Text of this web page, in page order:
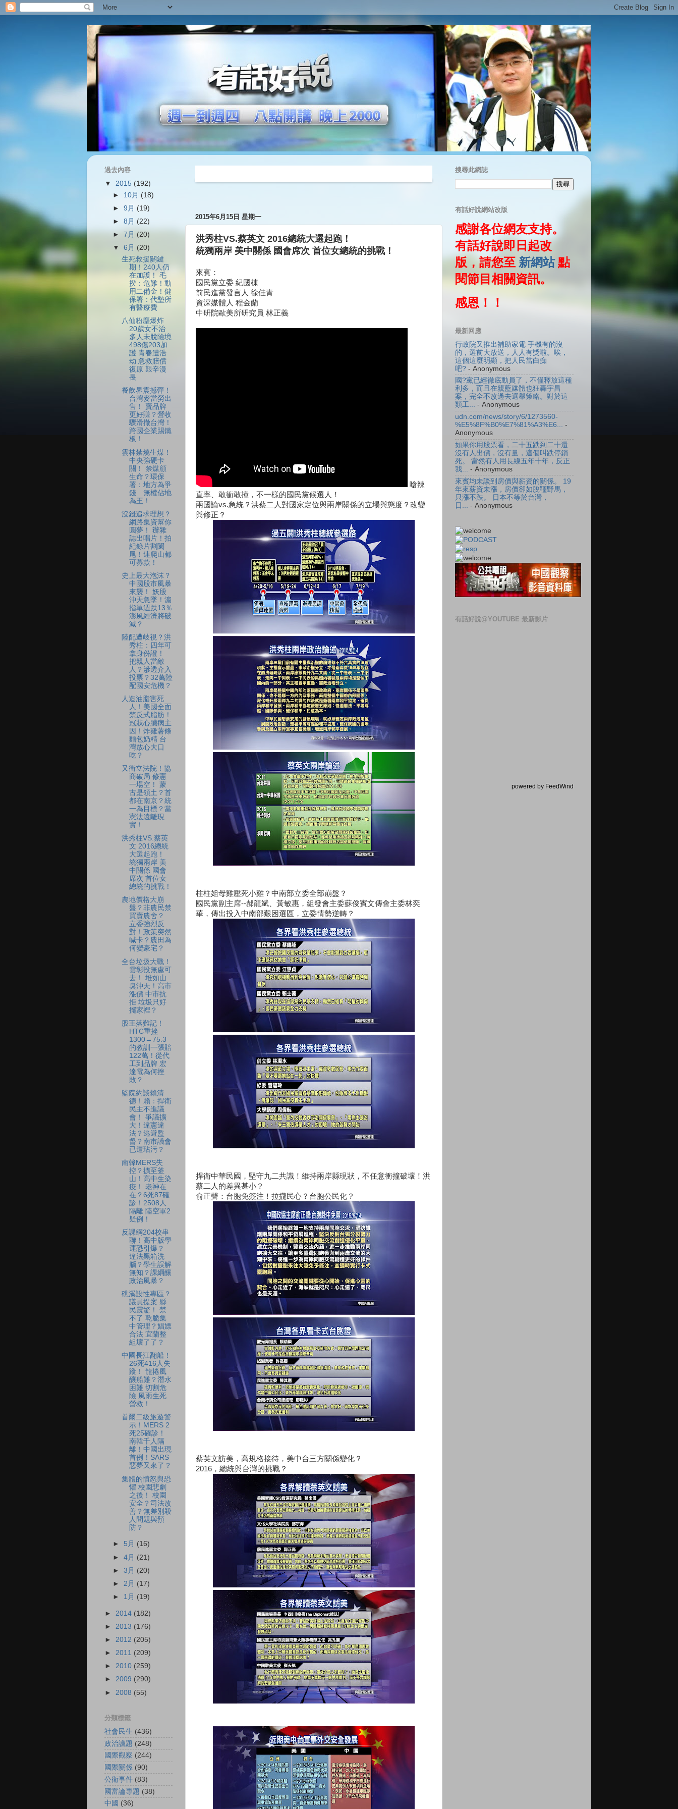
2015年6月15日 星期一
洪秀柱VS.蔡英文 2016總統大選起跑！
統獨兩岸 美中關係 國會席次 首位女總統的挑戰！
來賓：
國民黨立委 紀國棟
前民進黨發言人 徐佳青
資深媒體人 程金蘭
中研院歐美所研究員 林正義
嗆辣
直率、敢衝敢撞，不一樣的國民黨候選人！
兩國論vs.急統？洪蔡二人對國家定位與兩岸關係的立場與態度？改變
與修正？
柱柱姐母雞壓死小雞？中南部立委全部崩盤？
國民黨副主席--郝龍斌、黃敏惠，組發會主委蘇俊賓文傳會主委林奕
華，傳出投入中南部艱困選區，立委情勢逆轉？
捍衛中華民國，堅守九二共識！維持兩岸縣現狀，不任意衝撞破壞！洪
蔡二人的差異甚小？
俞正聲：台胞免簽注！拉攏民心？台胞公民化？
蔡英文訪美，高規格接待，美中台三方關係變化？
2016，總統與台灣的挑戰？
過去內容
▼ 2015 (192)
► 10月 (18)
►9月 (19)
►8月 (22)
►7月(20)
▼6月 (20)
生死救援關鍵
期！240人仍
在加護！ 毛
揆：危難！動
用二備金！健
保署：代墊所
有醫療費
八仙粉塵爆炸
20歲女不治
多人未脫險境
498傷203加
護 青春遭浩
劫 急救賠償
復原 艱辛漫
長
餐飲界震撼彈！
台灣麥當勞出
售！ 賣品牌
更好賺？營收
驟滑撤台灣！
跨國企業踢鐵
板！
雲林禁燒生煤！
中央強硬卡
關！ 禁煤顧
生命？環保
署：地方為爭
錢 無權佔地
為王！
沒錢追求理想？
網路集資幫你
圓夢！ 辦雜
誌出唱片！拍
紀錄片割闌
尾！連爬山都
可募款！
史上最大泡沫？
中國股市風暴
來襲！ 妖股
沖天急墜！滬
指單週跌13％
澎風經濟將破
滅？
陸配遭歧視？洪
秀柱：四年可
拿身份證！
把親人當敵
人？滲透介入
投票？32萬陸
配國安危機？
人造油脂害死
人！美國全面
禁反式脂肪！
冠狀心臟病主
因！炸雞薯條
麵包奶精 台
灣放心大口
吃？
又衝立法院！協
商破局 修憲
一場空！ 蒙
古是領土？首
都在南京？統
一為目標？當
憲法遠離現
實！
洪秀柱VS.蔡英
文 2016總統
大選起跑！
統獨兩岸 美
中關係 國會
席次 首位女
總統的挑戰！
農地價格大崩
盤？非農民禁
買賣農舍？
立委強烈反
對！政策突然
喊卡？農田為
何變豪宅？
全台垃圾大戰！
雲彰投無處可
去！ 堆如山
臭沖天！高市
漲價 中市抗
拒 垃圾只好
擺家裡？
股王落難記！
HTC重挫
1300→75.3
的教訓一張賠
122萬！從代
工到品牌 宏
達電為何挫
敗？
監院約談賴清
德！賴：捍衛
民主不進議
會！ 爭議擴
大！違憲違
法？逃避監
督？南市議會
已遭玷污？
南韓MERS失
控？擴至釜
山！高中生染
疫！ 老神在
在？6死87確
診！2508人
隔離 陸空軍2
疑例！
反課綱204校串
聯！高中版學
運恐引爆？
違法黑箱洗
腦？學生誤解
無知？課綱釀
政治風暴？
礁溪設性專區？
議員提案 縣
民震驚！ 禁
不了 乾脆集
中管理？娼嫖
合法 宜蘭整
組壞了了？
中國長江翻船！
26死416人失
蹤！ 龍捲風
釀船難？潛水
困難 切割危
險 風雨生死
營救！
首爾二級旅遊警
示！MERS 2
死25確診！
南韓千人隔
離！中國出現
首例！SARS
惡夢又來了？
集體的憤怒與恐
懼 校園悲劇
之後！ 校園
安全？司法改
善？無差別殺
人問題與預
防？
► 5月 (16)
►4月 (21)
►3月 (20)
► 2月 (17)
► 1月 (19)
► 2014 (182)
► 2013 (176)
► 2012 (205)
► 2011 (209)
► 2010 (259)
► 2009 (290)
► 2008 (55)
分類標籤
社會民生 (436)
政治議題 (248)
國際觀察 (244)
國際關係 (90)
公衛事件 (83)
國富論專題 (38)
中國 (36)
搜尋此網誌
有話好說網站改版
感謝各位網友支持。
有話好說即日起改
版，請您至 新網站點
閱節目相關資訊。
感恩！！
最新回應
行政院又推出補助家電 手機有的沒
的，選前大放送，人人有獎啦。唉，
這個這麼明顯，把人民當白痴
吧? - Anonymous
國?黨已經徹底動員了，不僅釋放這種
利多，而且在親藍媒體也狂轟宇昌
案，完全不改過去選舉策略。對於這
類工... - Anonymous
udn.com/news/story/6/1273560-
%E5%8F%B0%E7%81%A3%E6... -
Anonymous
如果你用股票看，二十五跌到二十還
沒有人出價，沒有量，這個叫跌停鎖
死。 當然有人用長線五年十年，反正
我...
- Anonymous
來賓均未談到房價與薪資的關係。 19
年來薪資未漲，房價卻如脫韁野馬，
只漲不跌。 日本不等於台灣，
日...
- Anonymous
有話好說@YOUTUBE 最新影片
powered by FeedWind